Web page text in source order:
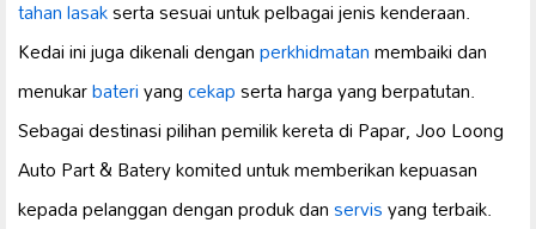
tahan lasakserta sesuai untuk pelbagai jenis kenderaan.
Kedai ini juga dikenali denganperkhidmatanmembaiki dan
menukarbateriyangcekapserta harga yang berpatutan.
Sebagai destinasi pilihan pemilik kereta di Papar, Joo Loong
Auto Part & Batery komited untuk memberikan kepuasan
kepada pelanggan dengan produk danservisyang terbaik.